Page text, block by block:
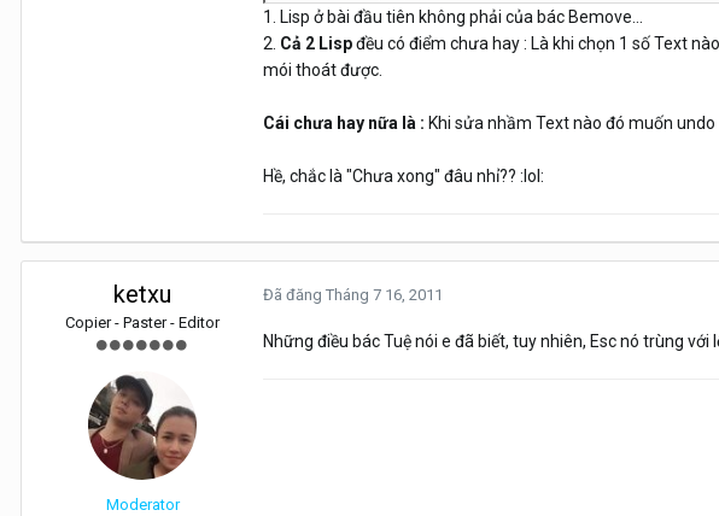
1. Lisp ở bài đầu tiên không phải của bác Bemove...
2. Cả 2 Lispđều có điểm chưa hay : Là khi chọn 1 số Text
mói thoát được.
Cái chưa hay nữa là : Khi sửa nhầm Text nào đó muốn
Hề, chắc là "Chưa xong" đâu nhỉ?? :lol:
ketxu
Copier - Paster - Editor
Moderator
Đã đăng Tháng 7 16, 2011
Nh­ững điều bác Tuệ nói e đã biết, tuy nhiên, Esc nó trùng